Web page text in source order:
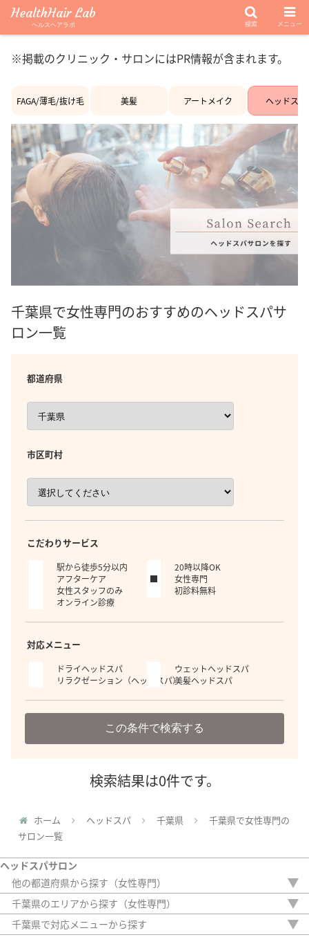
※掲載のクリニック・サロンにはPR情報が含まれます。
FAGA/薄毛/抜け毛 美髪 アートメイク ヘッドスパ
千葉県で女性専門のおすすめのヘッドスパサ
ロン一覧
都道府県
市区町村
こだわりサービス
駅から徒歩5分以内
20時以降OK
アフターケア
女性専門
女性スタッフのみ
初診料無料
オンライン診療
対応メニュー
ドライヘッドスパ
ウェットヘッドスパ
リラクゼーション（ヘッドスパ）美髪ヘッドスパ
この条件で検索する
検索結果は0件です。
ホーム ヘッドスパ 千葉県
千葉県で女性専門の
サロン一覧
ヘッドスパサロン
他の都道府県から探す（女性専門）
北海道
埼玉県
東京都
千葉県のエリアから探す（女性専門）
市川市
柏市
千葉県で対応メニューから探す
HealthHair Lab
ヘルスヘアラボ 検索 メニュー